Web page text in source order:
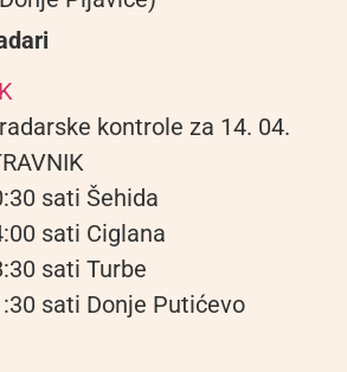
kontrole za 14. 04.
sati Šehida
sati Ciglana
sati Turbe
sati Donje Putićevo